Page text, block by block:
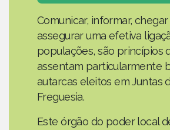
Comunicar, informar,
assegurar uma efetiva
populações, são princípios
assentam particularmente
autarcas eleitos em Juntas
Freguesia.
Este órgão do poder local